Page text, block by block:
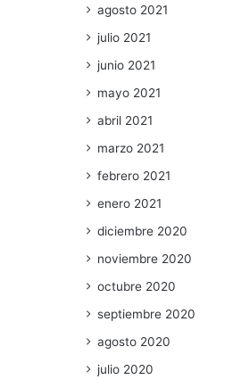
agosto 2021
julio 2021
junio 2021
mayo 2021
abril 2021
marzo 2021
febrero 2021
enero 2021
diciembre 2020
noviembre 2020
octubre 2020
septiembre 2020
agosto 2020
julio 2020